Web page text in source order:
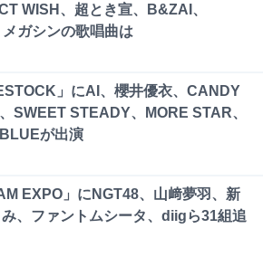
WISH、超とき宣、B&ZAI、
メガシンの歌唱曲は
」にAI、櫻井優衣、CANDY
SWEET STEADY、MORE STAR、
が出演
EXPO」にNGT48、山﨑夢羽、新
、ファントムシータ、diigら31組追